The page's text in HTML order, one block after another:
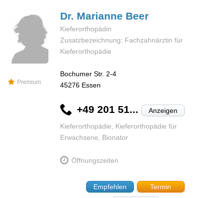
Premium
Dr. Marianne Beer
Kieferorthopädin
Zusatzbezeichnung: Fachzahnärztin für
Kieferorthopädie
Bochumer Str. 2-4
45276 Essen
+49 201 51... Anzeigen
Kieferorthopädie, Kieferorthopädie für
Erwachsene, Bionator
Öffnungszeiten
Empfehlen
Termin